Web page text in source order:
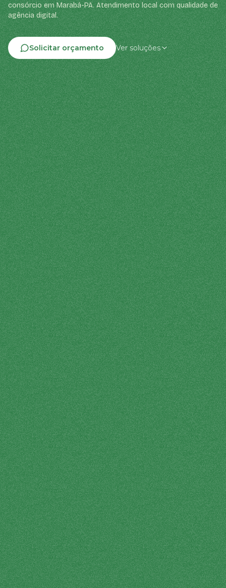
consórcio em Marabá-PA. Atendimento local com qualidade de
agência digital.
Solicitar orçamento Ver soluções